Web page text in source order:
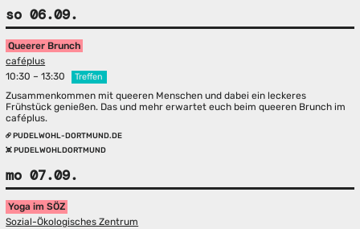
so 06.09.
Queerer Brunch
caféplus
10:30 – 13:30
Treffen
Zusammenkommen mit queeren Menschen und dabei ein leckeres
Frühstück genießen. Das und mehr erwartet euch beim queeren Brunch im
caféplus.
PUDELWOHL-DORTMUND.DE
PUDELWOHLDORTMUND
mo 07.09.
Yoga im SÖZ
Sozial-Ökologisches Zentrum